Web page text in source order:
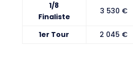
1/8
Finaliste
3 530 €
1er Tour 2 045 €